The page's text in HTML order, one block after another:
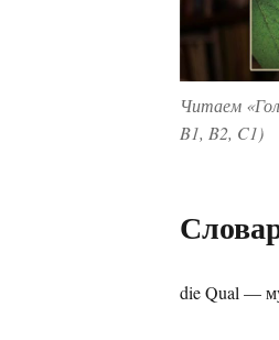
Читаем
B1, B2, C1)
die Qual —